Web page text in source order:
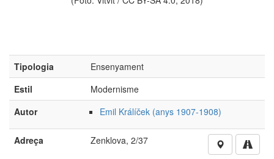
Tipologia
Ensenyament
Estil
Modernisme
Autor
Emil Králíček (anys 1907-1908)
Adreça Zenklova, 2/37